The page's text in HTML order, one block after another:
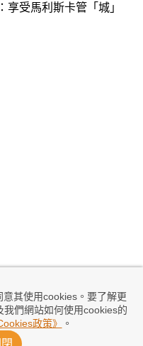
其使用cookies。要了解更
們網站如何使用cookies的
政策》 。
享受馬利斯卡管「城」